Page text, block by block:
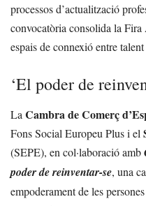
processos d’actualització
convocatòria consolida la
espais de connexió entre
‘El poder de
La Cambra de Comerç
Fons Social Europeu Plus i el
(SEPE), en col·laboració amb
poder de reinventar-se, una
empoderament de les